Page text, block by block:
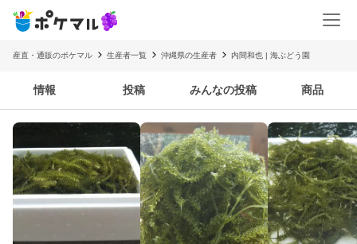
産直・通販のポケマル 生産者一覧 沖縄県の生産者 内間和也 | 海ぶどう園
情報 投稿 みんなの投稿 商品